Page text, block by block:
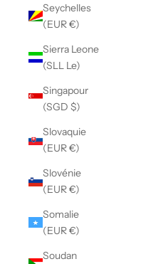
Seychelles
(EUR €)
Sierra Leone
(SLL Le)
Singapour
(SGD $)
Slovaquie
(EUR €)
Slovénie
(EUR €)
Somalie
(EUR €)
Soudan